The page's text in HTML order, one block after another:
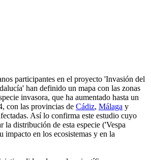
participantes en el proyecto 'Invasión del
han definido un mapa con las zonas
invasora, que ha aumentado hasta un
con las provincias de Cádiz, Málaga y
Así lo confirma este estudio cuyo
la distribución de esta especie ('Vespa
impacto en los ecosistemas y en la